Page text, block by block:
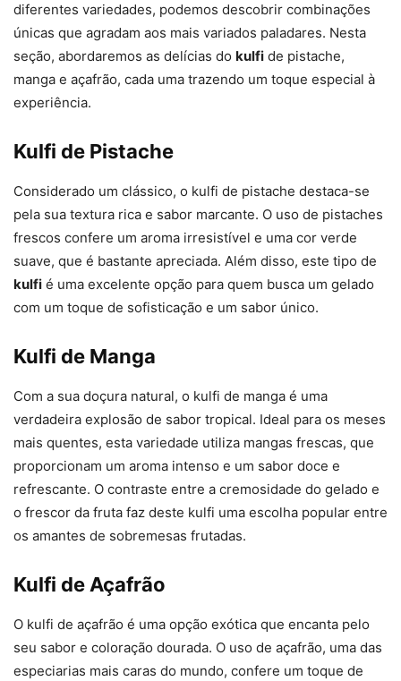
diferentes variedades, podemos descobrir combinações
únicas que agradam aos mais variados paladares. Nesta
seção, abordaremos as delícias do kulfi de pistache,
manga e açafrão, cada uma trazendo um toque especial à
experiência.
Kulfi de Pistache
Considerado um clássico, o kulfi de pistache destaca-se
pela sua textura rica e sabor marcante. O uso de pistaches
frescos confere um aroma irresistível e uma cor verde
suave, que é bastante apreciada. Além disso, este tipo de
kulfi é uma excelente opção para quem busca um gelado
com um toque de sofisticação e um sabor único.
Kulfi de Manga
Com a sua doçura natural, o kulfi de manga é uma
verdadeira explosão de sabor tropical. Ideal para os meses
mais quentes, esta variedade utiliza mangas frescas, que
proporcionam um aroma intenso e um sabor doce e
refrescante. O contraste entre a cremosidade do gelado e
o frescor da fruta faz deste kulfi uma escolha popular entre
os amantes de sobremesas frutadas.
Kulfi de Açafrão
O kulfi de açafrão é uma opção exótica que encanta pelo
seu sabor e coloração dourada. O uso de açafrão, uma das
especiarias mais caras do mundo, confere um toque de